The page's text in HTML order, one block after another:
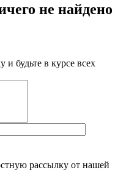
не найдено
будьте в курсе всех
рассылку от нашей